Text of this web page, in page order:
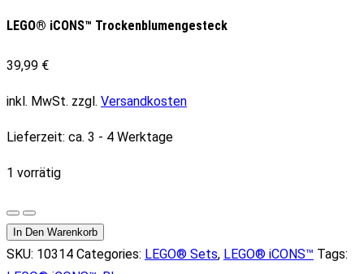
LEGO® iCONS™ Trockenblumengesteck
39,99 €
inkl. MwSt. zzgl. Versandkosten
Lieferzeit: ca. 3 - 4 Werktage
1 vorrätig
LEGO®
iCONS™
Trockenblumengesteck
In Den Warenkorb
SKU: 10314 Categories: LEGO® Sets, LEGO® iCONS™ Tags: